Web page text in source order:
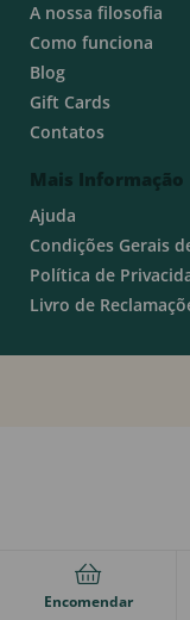
A nossa filosofia
Como funciona
Blog
Gift Cards
Contatos
Mais Informação
Ajuda
Condições Gerais
Política de
Livro de
Encomendar